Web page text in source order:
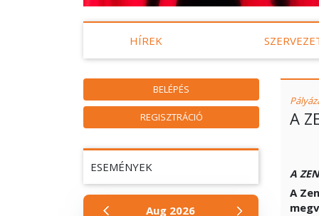
HÍREK
BELÉPÉS
REGISZTRÁCIÓ
ESEMÉNYEK
Aug 2026
A
A
A